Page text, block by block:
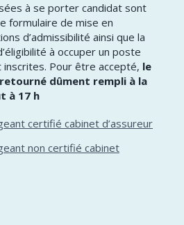
à se porter candidat sont
formulaire de mise en
d’admissibilité ainsi que la
à occuper un poste
inscrites. Pour être accepté, le
dûment rempli à la
à 17 h
certifié cabinet d’assureur
non certifié cabinet